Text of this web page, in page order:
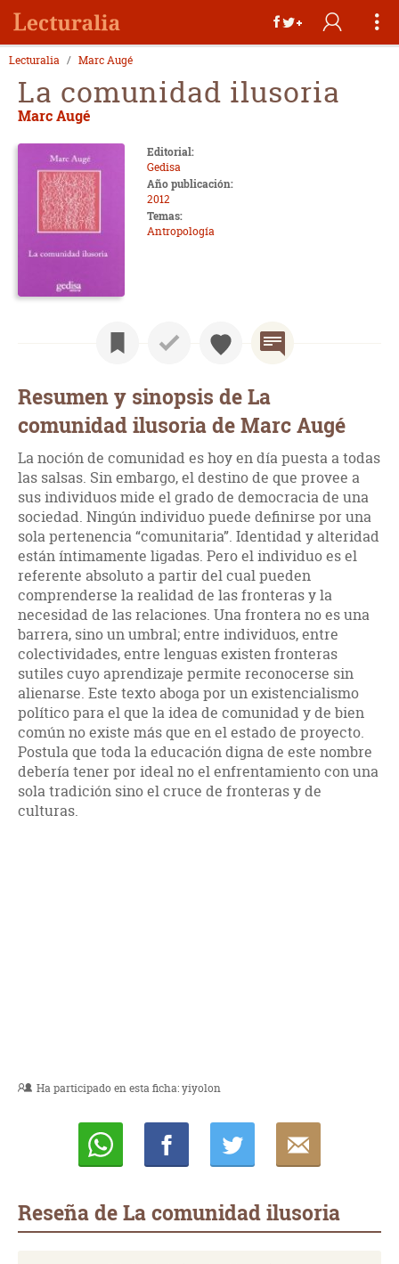
Lecturalia Marc Augé
La comunidad ilusoria
Marc Augé
Editorial:
Gedisa
Año publicación:
2012
Temas:
Antropología
Resumen y sinopsis de La
comunidad ilusoria de Marc Augé
La noción de comunidad es hoy en día puesta a todas
las salsas. Sin embargo, el destino de que provee a
sus individuos mide el grado de democracia de una
sociedad. Ningún individuo puede definirse por una
sola pertenencia “comunitaria”. Identidad y alteridad
están íntimamente ligadas. Pero el individuo es el
referente absoluto a partir del cual pueden
comprenderse la realidad de las fronteras y la
necesidad de las relaciones. Una frontera no es una
barrera, sino un umbral; entre individuos, entre
colectividades, entre lenguas existen fronteras
sutiles cuyo aprendizaje permite reconocerse sin
alienarse. Este texto aboga por un existencialismo
político para el que la idea de comunidad y de bien
común no existe más que en el estado de proyecto.
Postula que toda la educación digna de este nombre
debería tener por ideal no el enfrentamiento con una
sola tradición sino el cruce de fronteras y de
culturas.
Ha participado en esta ficha:yiyolon
Reseña de La comunidad ilusoria